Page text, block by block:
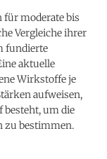
für moderate bis
Vergleiche ihrer
fundierte
aktuelle
Wirkstoffe je
aufweisen,
besteht, um die
zu bestimmen.